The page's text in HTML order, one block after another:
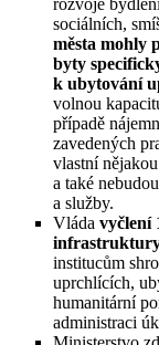
sociálních,
města mohly
byty
k ubytování
volnou
případě
zavedených
vlastní
a také
a služby.
Vláda vyčlení
institucům
uprchlících,
humanitární
administraci